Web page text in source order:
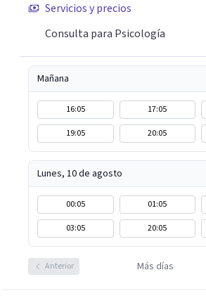
Servicios y precios
Consulta para Psicología
Mañana
16:05 17:05
19:05
20:05
Lunes, 10 de agosto
00:05 01:05
03:05
20:05
Anterior Más días